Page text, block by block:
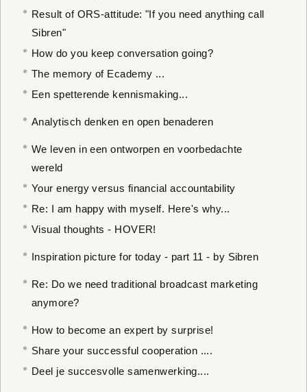
Result of ORS-attitude: "If you need anything call
Sibren"
How do you keep conversation going?
The memory of Ecademy ...
Een spetterende kennismaking...
Analytisch denken en open benaderen
We leven in een ontworpen en voorbedachte
wereld
Your energy versus financial accountability
Re: I am happy with myself. Here's why...
Visual thoughts - HOVER!
Inspiration picture for today - part 11 - by Sibren
Re: Do we need traditional broadcast marketing
anymore?
How to become an expert by surprise!
Share your successful cooperation ....
Deel je succesvolle samenwerking....